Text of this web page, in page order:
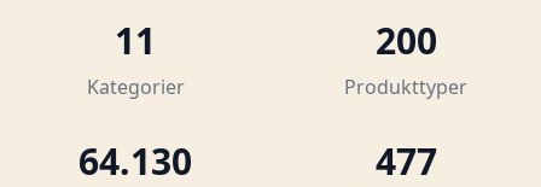
11
Kategorier
200
Produkttyper
64.130 477